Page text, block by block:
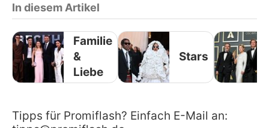
In diesem Artikel
Familie
&
Liebe
Stars
Tipps für Promiflash? Einfach E-Mail an: